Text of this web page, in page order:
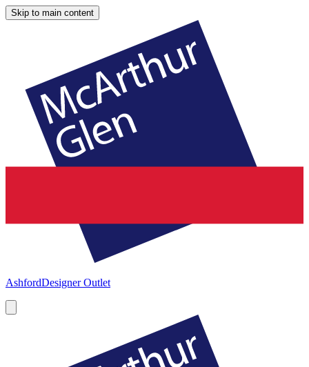
Skip to main content
AshfordDesigner Outlet